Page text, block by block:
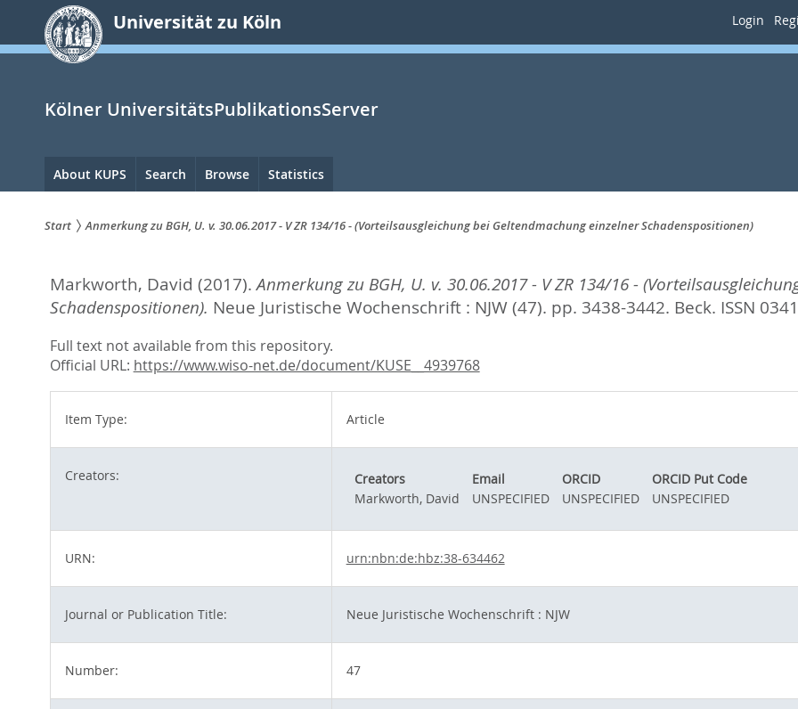
springen
Universität zu Köln Login
Kölner UniversitätsPublikationsServer
Hauptnavigation
About KUPS Search Browse Statistics
sind
hier:
Start Anmerkung zu BGH, U. v. 30.06.2017 - V ZR 134/16 - (Vorteilsausgleichung bei Geltendmachung einzelner Schadenspositionen)
Markworth, David (2017).Anmerkung zu BGH, U. v. 30.06.2017 - V ZR 134/16 -
Schadenspositionen). Neue Juristische Wochenschrift : NJW (47). pp. 3438-3442. Beck. ISSN
Full text not available from this repository.
Official URL: https://www.wiso-net.de/document/KUSE__4939768
Item Type: Article
Creators: Creators Email ORCID
ORCID Put Code
Markworth, David
UNSPECIFIED UNSPECIFIED UNSPECIFIED
URN: urn:nbn:de:hbz:38-634462
Journal or Publication Title: Neue Juristische Wochenschrift : NJW
Number: 47